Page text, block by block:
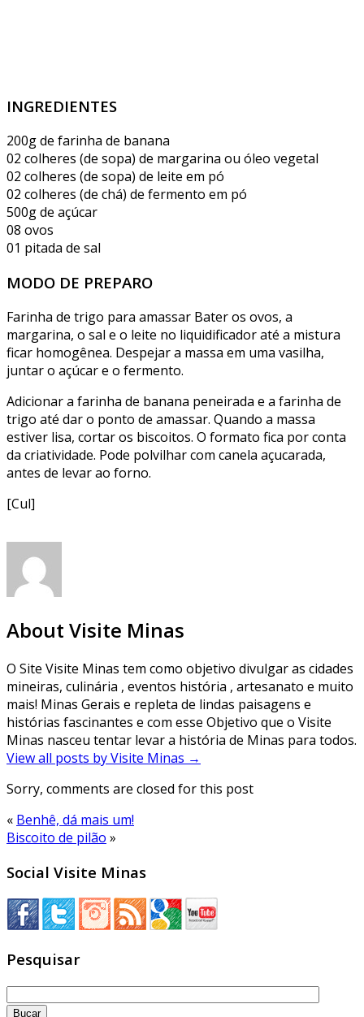
INGREDIENTES
200g de farinha de banana
02 colheres (de sopa) de margarina ou óleo vegetal
02 colheres (de sopa) de leite em pó
02 colheres (de chá) de fermento em pó
500g de açúcar
08 ovos
01 pitada de sal
MODO DE PREPARO
Farinha de trigo para amassar Bater os ovos, a
margarina, o sal e o leite no liquidificador até a mistura
ficar homogênea. Despejar a massa em uma vasilha,
juntar o açúcar e o fermento.
Adicionar a farinha de banana peneirada e a farinha de
trigo até dar o ponto de amassar. Quando a massa
estiver lisa, cortar os biscoitos. O formato fica por conta
da criatividade. Pode polvilhar com canela açucarada,
antes de levar ao forno.
[Cul]
About Visite Minas
O Site Visite Minas tem como objetivo divulgar as cidades
mineiras, culinária , eventos história , artesanato e muito
mais! Minas Gerais e repleta de lindas paisagens e
histórias fascinantes e com esse Objetivo que o Visite
Minas nasceu tentar levar a história de Minas para todos.
View all posts by Visite Minas →
Sorry, comments are closed for this post
« Benhê, dá mais um!
Biscoito de pilão »
Social Visite Minas
Pesquisar